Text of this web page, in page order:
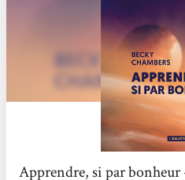
Apprendre, si par bonheur